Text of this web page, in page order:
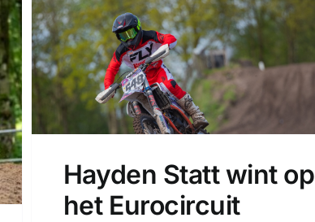
Hayden Statt wint op
het Eurocircuit